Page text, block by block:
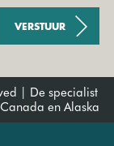
VERSTUUR
| De specialist
en Alaska